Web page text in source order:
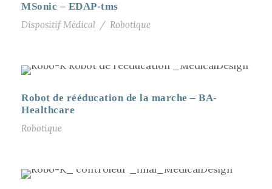
MSonic – EDAP-tms
Dispositif Médical / Robotique
Robot de rééducation de la marche – BA-
Healthcare
Robotique